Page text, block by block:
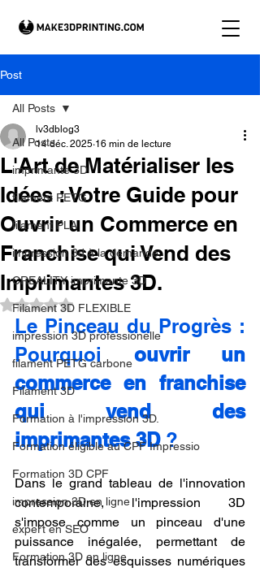
Post
All Posts
imprimante 3D
filament PETG
filament PLA
impression 3d à la demande.
CREALITY imprimante 3D
Filament 3D FLEXIBLE
impression 3D professionelle
filament PETG carbone
Filament 3D
Formation à l'impression 3D.
Formation éligible au CPF Impressio
Formation 3D CPF
impression 3D en ligne
expert en SEO
Formation 3D en ligne.
All Posts
L'Art de Matérialiser les
Idées : Votre Guide pour
Ouvrir un Commerce en
Franchise qui Vend des
Imprimantes 3D.
lv3dblog3
14 déc. 2025 16 min de lecture
Noté NaN étoiles sur 5.
Le Pinceau du Progrès :
Pourquoi ouvrir un
commerce en franchise
qui vend des
imprimantes 3D ?
Dans le grand tableau de l'innovation
contemporaine, l'impression 3D
s'impose comme un pinceau d'une
puissance inégalée, permettant de
transformer des esquisses numériques